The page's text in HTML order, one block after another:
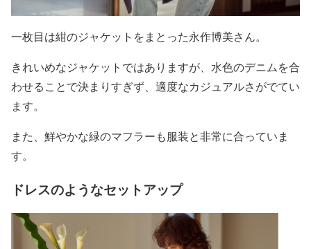
一枚目は紺のジャケットをまとった永作博美さん。
きれいめなジャケットではありますが、 水色のデニムを合
わせることで決まりすぎず、適度なカジュアルさがでてい
ます。
また、鮮やかな緑のマフラーも服装と非常に合っていま
す。
ドレスのようなセットアップ